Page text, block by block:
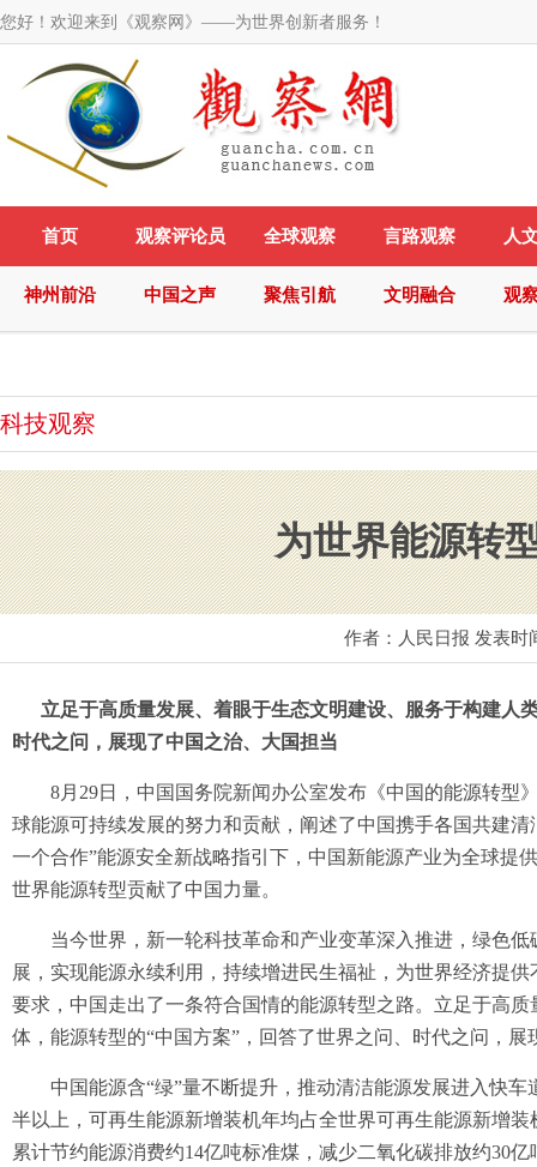
您好！欢迎来到《观察网》——为世界创新者服务！
首页 观察评论员 全球观察 言路观察 人
神州前沿 中国之声 聚焦引航 文明融合 观
科技观察
为世界能源转
作者：人民日报 发表时
立足于高质量发展、着眼于生态文明建设、服务于构建人
时代之问，展现了中国之治、大国担当
8月29日，中国国务院新闻办公室发布《中国的能源转型
球能源可持续发展的努力和贡献，阐述了中国携手各国共建
一个合作”能源安全新战略指引下，中国新能源产业为全球提
世界能源转型贡献了中国力量。
当今世界，新一轮科技革命和产业变革深入推进，绿色低
展，实现能源永续利用，持续增进民生福祉，为世界经济提
要求，中国走出了一条符合国情的能源转型之路。立足于高
体，能源转型的“中国方案”，回答了世界之问、时代之问，
中国能源含“绿”量不断提升，推动清洁能源发展进入快车
半以上，可再生能源新增装机年均占全世界可再生能源新增
累计节约能源消费约14亿吨标准煤，减少二氧化碳排放约30